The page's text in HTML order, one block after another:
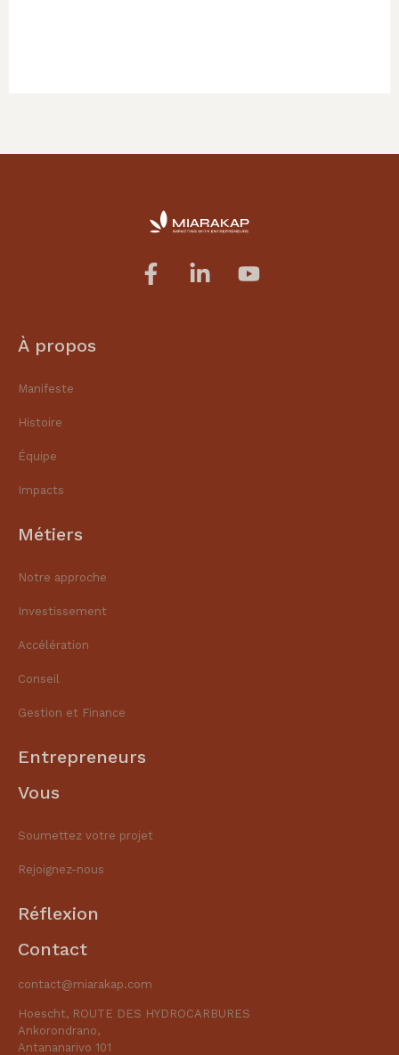
À propos
Manifeste
Histoire
Équipe
Impacts
Métiers
Notre approche
Investissement
Accélération
Conseil
Gestion et Finance​
Entrepreneurs
Vous
Soumettez votre projet
Rejoignez-nous
Réflexion
Contact
contact@miarakap.com
Hoescht, ROUTE DES HYDROCARBURES
Ankorondrano,
Antananarivo 101